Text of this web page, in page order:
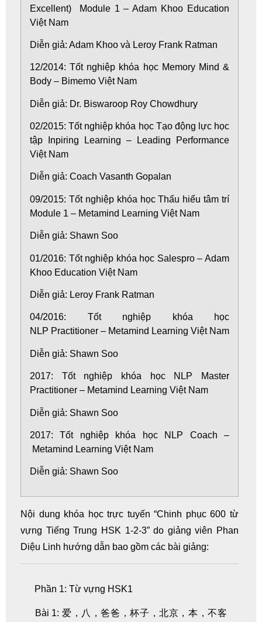
Excellent) Module 1 – Adam Khoo Education
Việt Nam
Diễn giả: Adam Khoo và Leroy Frank Ratman
12/2014: Tốt nghiệp khóa học Memory Mind &
Body – Bimemo Việt Nam
Diễn giả: Dr. Biswaroop Roy Chowdhury
02/2015: Tốt nghiệp khóa học Tạo động lực học
tập Inpiring Learning – Leading Performance
Việt Nam
Diễn giả: Coach Vasanth Gopalan
09/2015: Tốt nghiệp khóa học Thấu hiểu tâm trí
Module 1 – Metamind Learning Việt Nam
Diễn giả: Shawn Soo
01/2016: Tốt nghiệp khóa học Salespro – Adam
Khoo Education Việt Nam
Diễn giả: Leroy Frank Ratman
04/2016: Tốt nghiệp khóa học
NLP Practitioner – Metamind Learning Việt Nam
Diễn giả: Shawn Soo
2017: Tốt nghiệp khóa học NLP Master
Practitioner – Metamind Learning Việt Nam
Diễn giả: Shawn Soo
2017: Tốt nghiệp khóa học NLP Coach –
Metamind Learning Việt Nam
Diễn giả: Shawn Soo
Nội dung khóa học trực tuyến “Chinh phục 600 từ
vựng Tiếng Trung HSK 1-2-3” do giảng viên Phan
Diệu Linh hướng dẫn bao gồm các bài giảng:
Phần 1: Từ vựng HSK1
Bài 1: 爱，八，爸爸，杯子，北京，本，不客